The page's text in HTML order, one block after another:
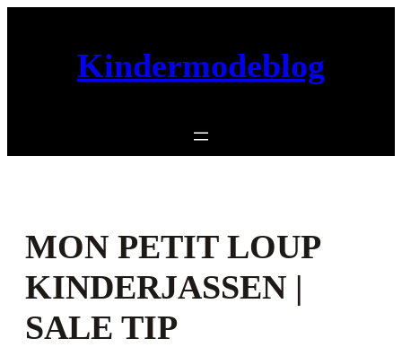
Kindermodeblog
MON PETIT LOUP
KINDERJASSEN |
SALE TIP